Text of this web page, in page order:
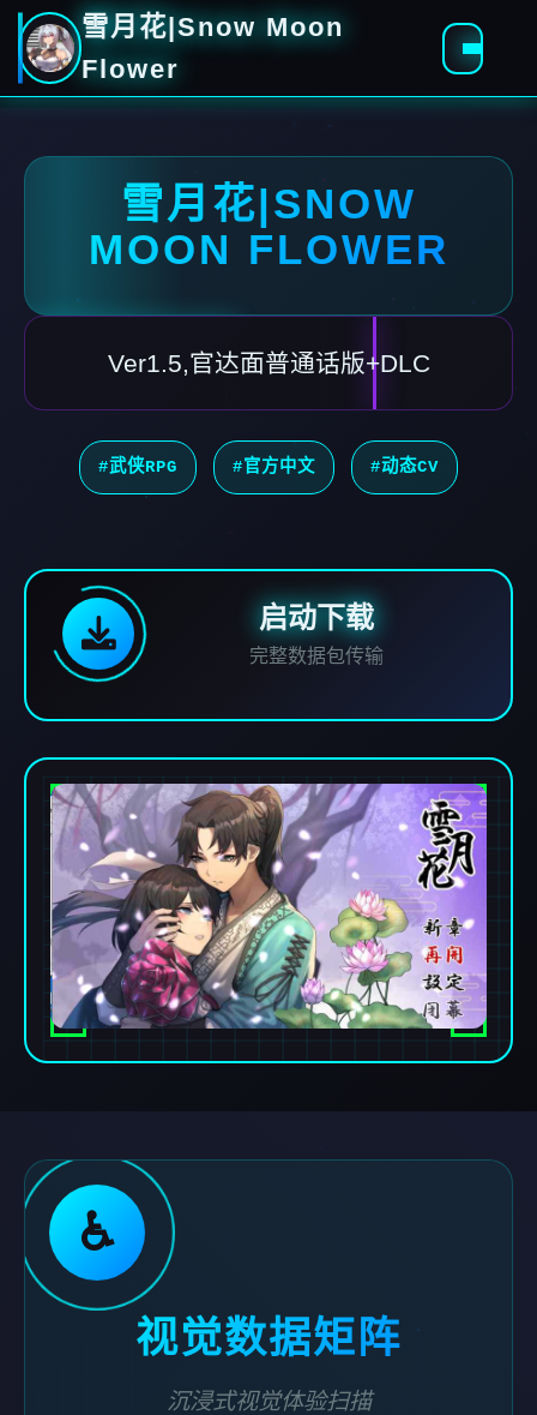
雪月花|Snow Moon
Flower
雪月花|SNOW
MOON FLOWER
Ver1.5,官达面普通话版+DLC
#武侠RPG #官方中文 #动态CV
启动下载
完整数据包传输
♿
视觉数据矩阵
沉浸式视觉体验扫描